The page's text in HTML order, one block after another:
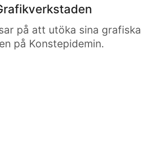
på att utöka sina
på Konstepidemin.